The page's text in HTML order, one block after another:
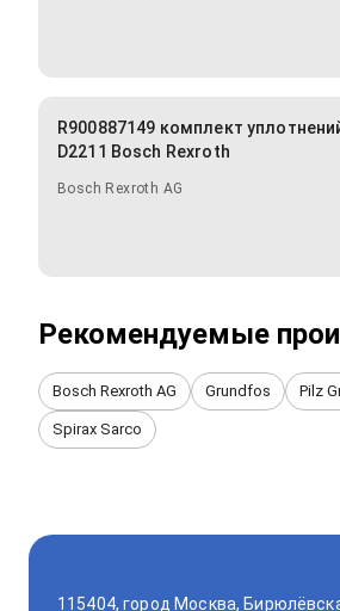
R900887149 комплект
D2211 Bosch Rexroth
Bosch Rexroth AG
Рекомендуемые
Bosch Rexroth AG Grundfos Pilz
Spirax Sarco
115404, город Москва,